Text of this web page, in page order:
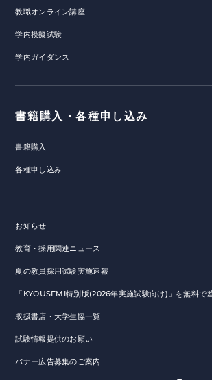
教職オンライン講座
学内模擬試験
学内ガイダンス
書籍購入・各種申し込み
書籍購入
各種申し込み
お知らせ
教育・採用関連ニュース
夏の教員採用試験実施速報
「KYOUSEMI特別版(2026年実施試験向け)」を無料で
取扱書店・大学生協一覧
試験情報提供のお願い
バナー広告募集のご案内